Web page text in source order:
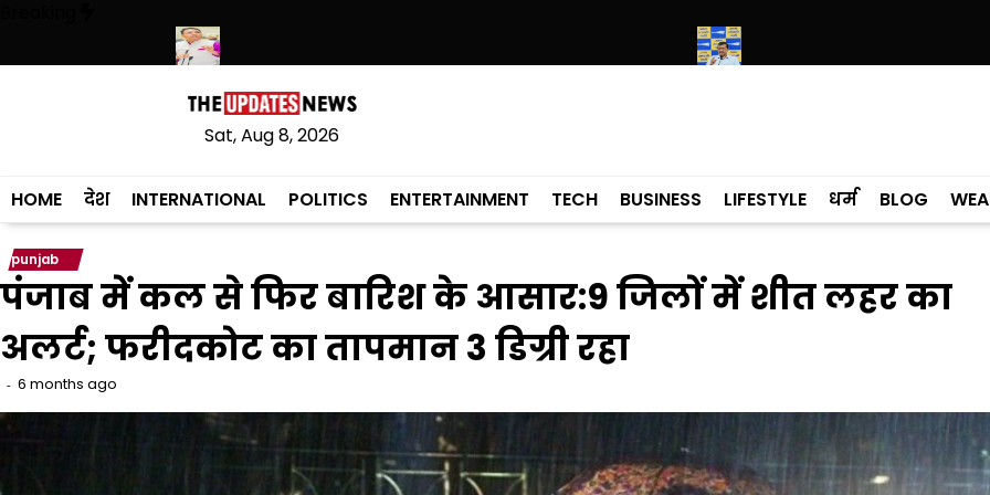
content
अमन अरोड़ा ने शाहकोट हलके में नौकरियों के मामले में कांग्रेसी विधायक लाडी को घेरा
Sat, Aug 8, 2026
HOME देश INTERNATIONAL POLITICS ENTERTAINMENT TECH BUSINESS LIFESTYLE धर्म BLOG
punjab
पंजाब में कल से फिर बारिश के आसार:9 जिलों में शीत लहर का
अलर्ट; फरीदकोट का तापमान 3 डिग्री रहा
6 months ago